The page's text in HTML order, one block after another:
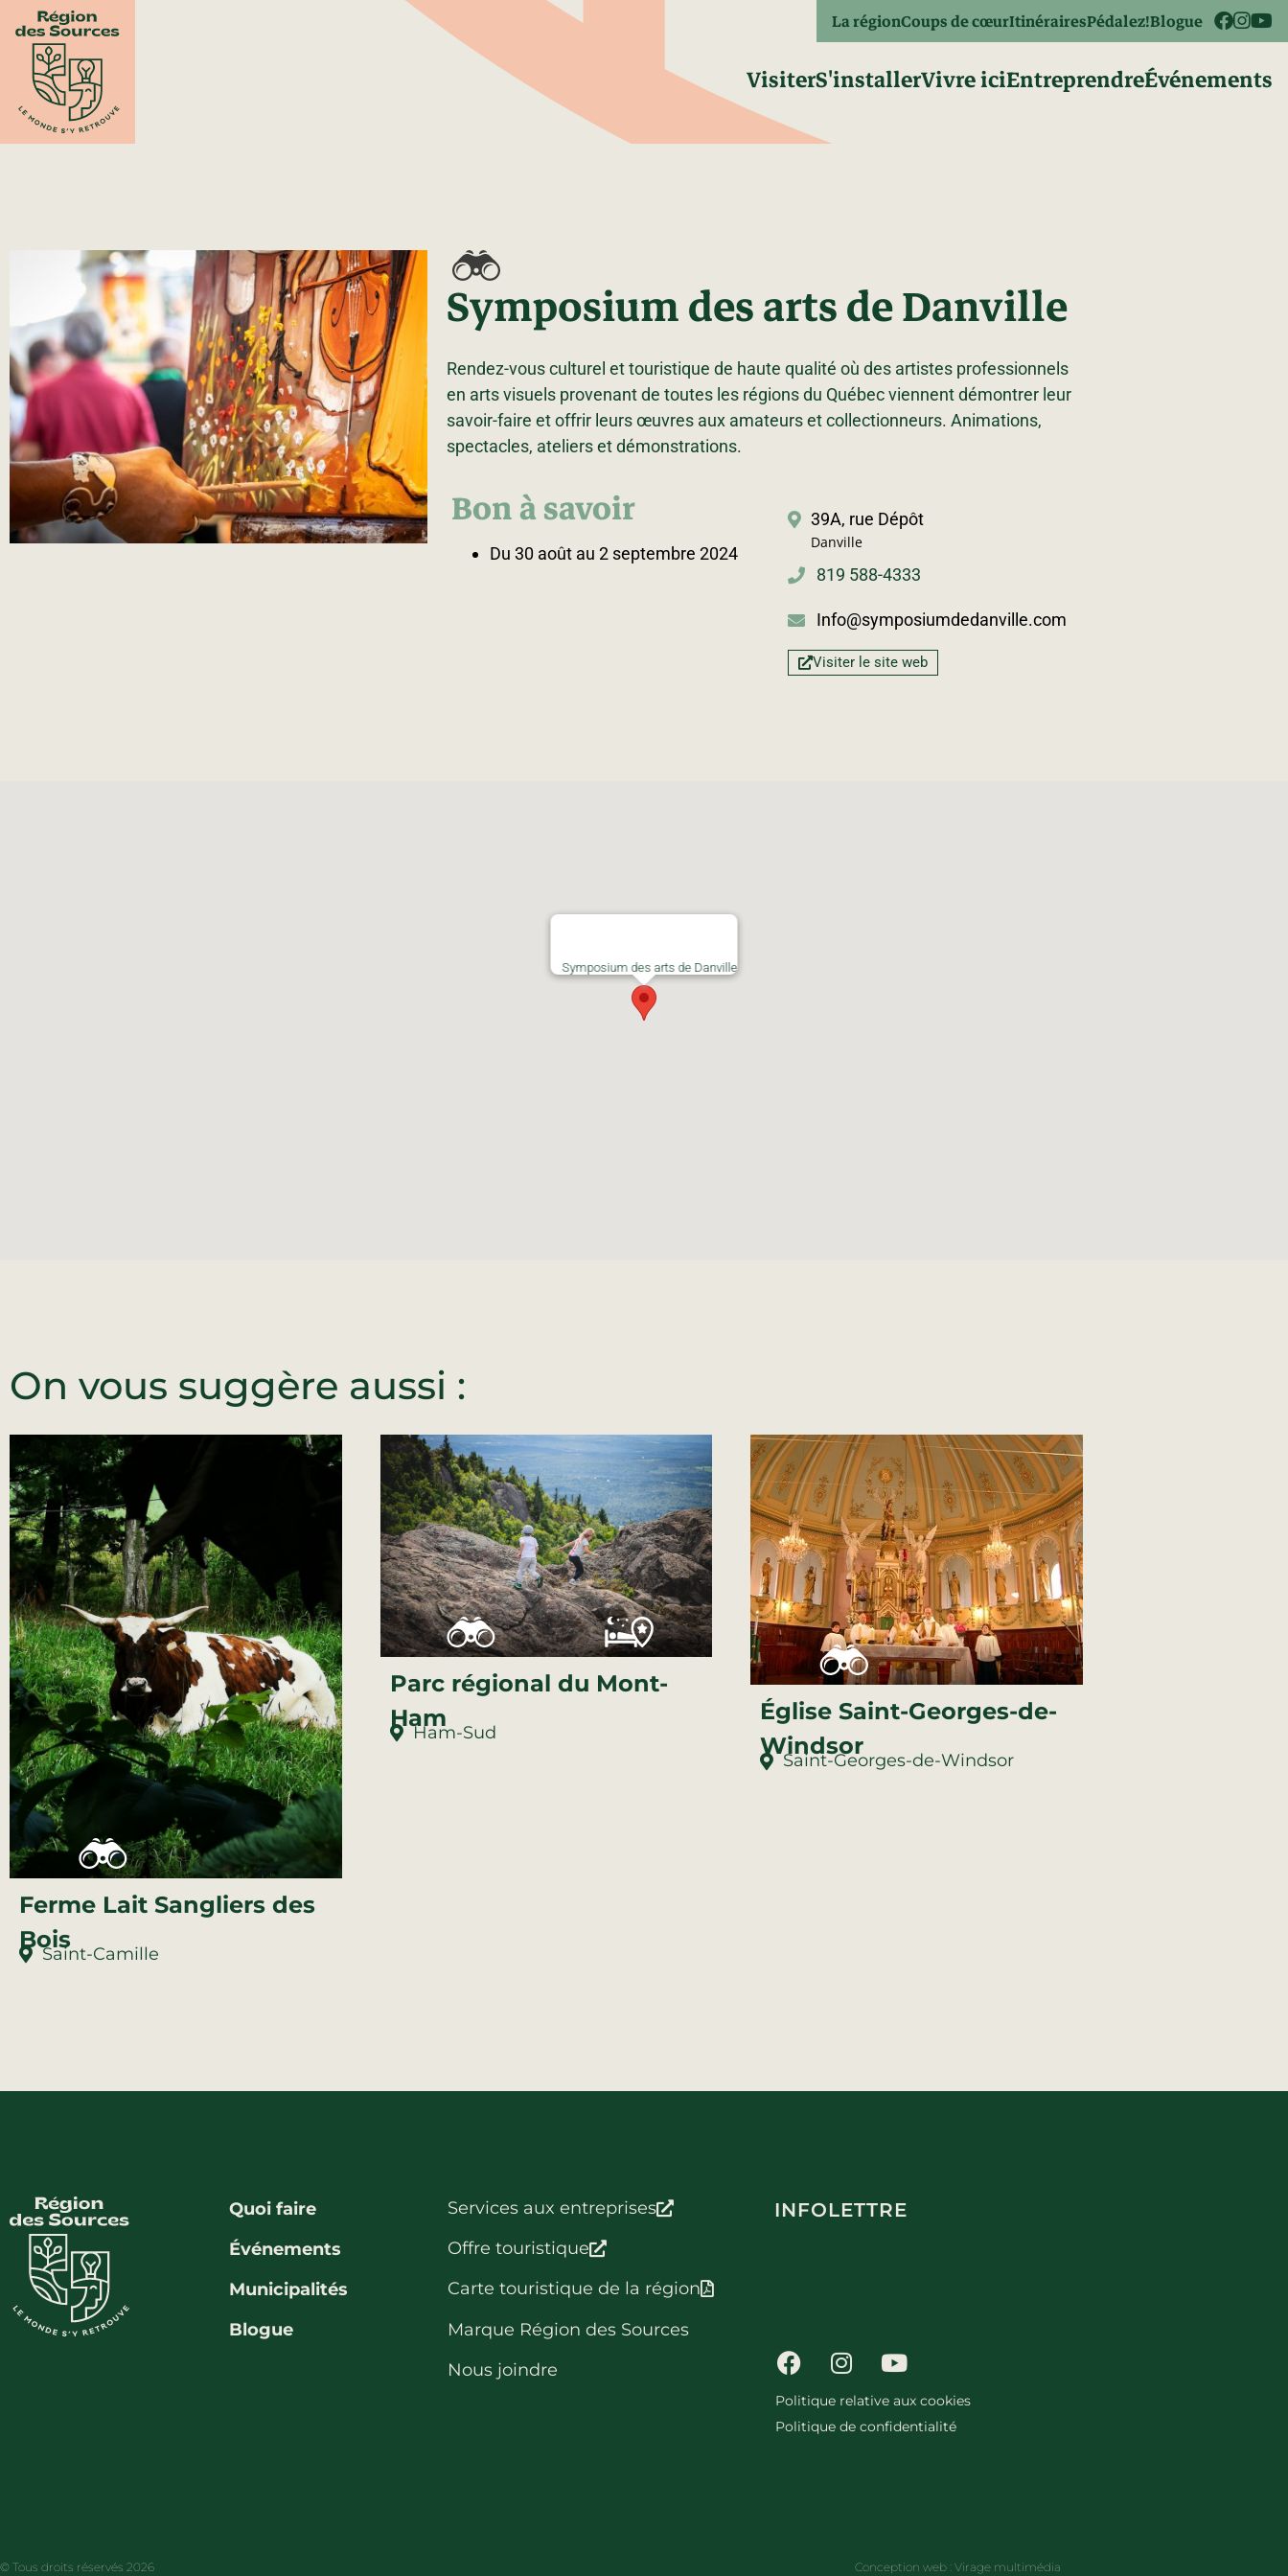
La régionCoups de cœurItinérairesPédalez!Blogue
VisiterS'installerVivre iciEntreprendreÉvénements
Symposium des arts de Danville
Rendez-vous culturel et touristique de haute qualité où des artistes professionnels
en arts visuels provenant de toutes les régions du Québec viennent démontrer leur
savoir-faire et offrir leurs œuvres aux amateurs et collectionneurs. Animations,
spectacles, ateliers et démonstrations.
Bon à savoir
Du 30 août au 2 septembre 2024
39A, rue Dépôt
Danville
819 588-4333
Info@symposiumdedanville.com
Visiter le site web
Symposium des arts de Danville
On vous suggère aussi :
Ferme Lait Sangliers des
Bois
Saint-Camille
Parc régional du Mont-
Ham
Ham-Sud
Église Saint-Georges-de-
Windsor
Saint-Georges-de-Windsor
Quoi faire
Événements
Municipalités
Blogue
Services aux entreprises
Offre touristique
Carte touristique de la région
Marque Région des Sources
Nous joindre
INFOLETTRE
Politique relative aux cookies
Politique de confidentialité
© Tous droits réservés 2026 Conception web : Virage multimédia